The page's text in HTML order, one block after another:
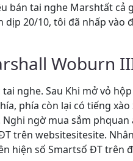
bán tai nghe Marshtất cả
20/10, tôi đã nhấp vào
Woburn
nghe. Sau Khi mở vỏ
phía còn lại có tiếng
ngờ mua sắm phquan
trên websitesitesite.
hiện số Smartsố ĐT trên